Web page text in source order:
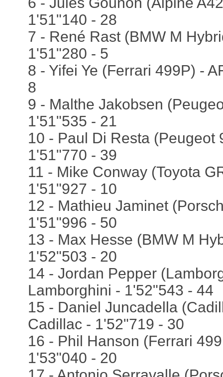
1'51"140 - 28
7 - René Rast (BMW M
1'51"280 - 5
8 - Yifei Ye (Ferrari 499P) -
8
9 - Malthe Jakobsen
1'51"535 - 21
10 - Paul Di Resta (Peugeot
1'51"770 - 39
11 - Mike Conway (Toyota
1'51"927 - 10
12 - Mathieu Jaminet
1'51"996 - 50
13 - Max Hesse (BMW M
1'52"503 - 20
14 - Jordan Pepper
Lamborghini - 1'52"543 - 44
15 - Daniel Juncadella
Cadillac - 1'52"719 - 30
16 - Phil Hanson (Ferrari
1'53"040 - 20